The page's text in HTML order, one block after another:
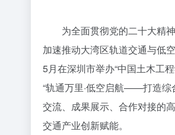
为全面贯彻党的二十大精神
加速推动大湾区轨道交通与低
5月在深圳市举办“中国土木工
“轨通万里·低空启航——打造综
交流、成果展示、合作对接的
交通产业创新赋能。